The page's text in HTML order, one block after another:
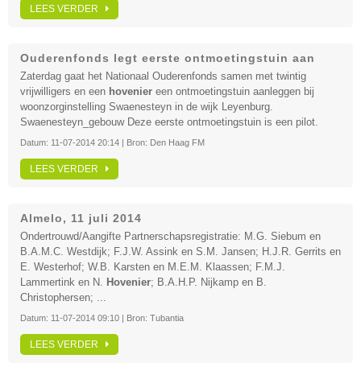
LEES VERDER
Ouderenfonds legt eerste ontmoetingstuin aan
Zaterdag gaat het Nationaal Ouderenfonds samen met twintig
vrijwilligers en een hovenier een ontmoetingstuin aanleggen bij
woonzorginstelling Swaenesteyn in de wijk Leyenburg.
Swaenesteyn_gebouw Deze eerste ontmoetingstuin is een pilot.
Datum: 11-07-2014 20:14 | Bron: Den Haag FM
LEES VERDER
Almelo, 11 juli 2014
Ondertrouwd/Aangifte Partnerschapsregistratie: M.G. Siebum en
B.A.M.C. Westdijk; F.J.W. Assink en S.M. Jansen; H.J.R. Gerrits en
E. Westerhof; W.B. Karsten en M.E.M. Klaassen; F.M.J.
Lammertink en N. Hovenier; B.A.H.P. Nijkamp en B.
Christophersen; ...
Datum: 11-07-2014 09:10 | Bron: Tubantia
LEES VERDER